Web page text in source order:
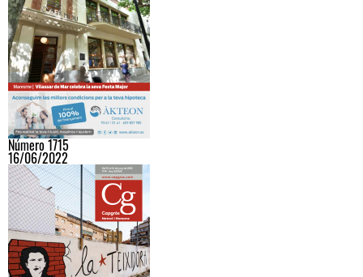
Número 1715
16/06/2022